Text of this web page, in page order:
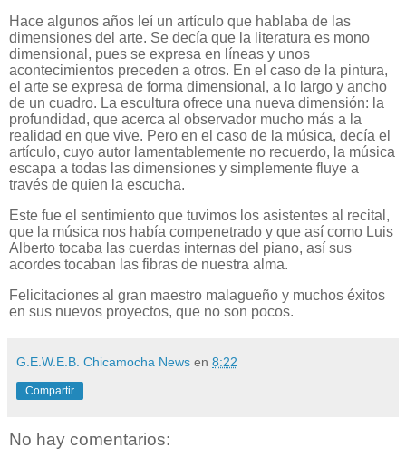
Hace algunos años leí un artículo que hablaba de las
dimensiones del arte. Se decía que la literatura es mono
dimensional, pues se expresa en líneas y unos
acontecimientos preceden a otros. En el caso de la pintura,
el arte se expresa de forma dimensional, a lo largo y ancho
de un cuadro. La escultura ofrece una nueva dimensión: la
profundidad, que acerca al observador mucho más a la
realidad en que vive. Pero en el caso de la música, decía el
artículo, cuyo autor lamentablemente no recuerdo, la música
escapa a todas las dimensiones y simplemente fluye a
través de quien la escucha.
Este fue el sentimiento que tuvimos los asistentes al recital,
que la música nos había compenetrado y que así como Luis
Alberto tocaba las cuerdas internas del piano, así sus
acordes tocaban las fibras de nuestra alma.
Felicitaciones al gran maestro malagueño y muchos éxitos
en sus nuevos proyectos, que no son pocos.
G.E.W.E.B. Chicamocha News en 8:22
Compartir
No hay comentarios: